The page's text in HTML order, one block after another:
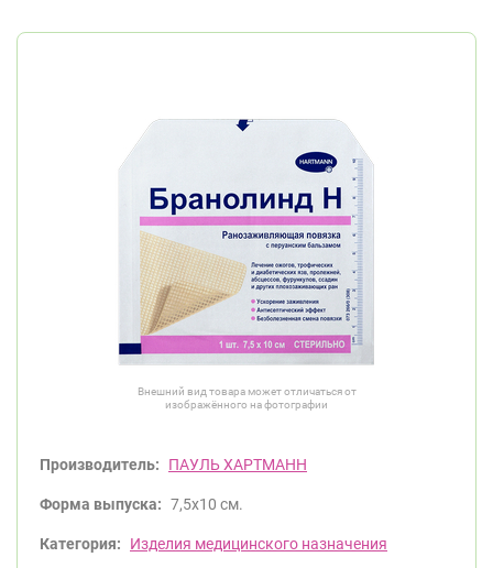
Внешний вид товара может отличаться от
изображённого на фотографии
Производитель: ПАУЛЬ ХАРТМАНН
Форма выпуска: 7,5х10 см.
Категория: Изделия медицинского назначения